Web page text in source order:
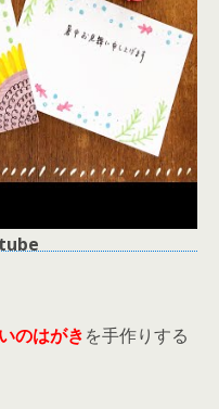
のはがきを手作りする